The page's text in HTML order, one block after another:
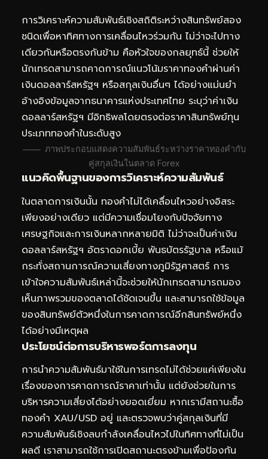
การวิเคราะห์ความสัมพันธ์เชิงสถิติระหว่างสินทรัพย์สอง
ชนิดเพื่อหาทิศทางการเคลื่อนไหวร่วมกัน ไม่ว่าจะไปทาง
เดียวกันหรือตรงกันข้าม คือหัวใจของกลยุทธ์นี้ ช่วยให้
นักเทรดสามารถคาดการณ์แนวโน้มราคาทองคำผ่านค่า
เงินดอลลาร์สหรัฐฯ หรือสกุลเงินอื่นๆ ได้อย่างแม่นยำ
อ้างอิงข้อมูลจากธนาคารแห่งประเทศไทย ระบุว่าค่าเงิน
ดอลลาร์สหรัฐฯ มีอิทธิพลโดยตรงต่อราคาสินทรัพย์ทุน
ประเภททองคำในระดับสูง
ภาพประกอบแสดงความสัมพันธ์ระหว่างราคาทองคำกับ
คู่สกุลเงินในตลาด Forex
แนวคิดพื้นฐานของการวิเคราะห์ความสัมพันธ์
ในตลาดการเงินนั้น ทองคำไม่ได้เคลื่อนไหวอย่างอิสระ
เพียงอย่างเดียว แต่มีความเชื่อมโยงกับปัจจัยทาง
เศรษฐกิจและการเงินหลากหลายมิติ ไม่ว่าจะเป็นค่าเงิน
ดอลลาร์สหรัฐฯ อัตราดอกเบี้ย พันธบัตรรัฐบาล หรือแม้
กระทั่งสถานการณ์ความเสี่ยงทางภูมิรัฐศาสตร์ การ
เข้าใจความสัมพันธ์เหล่านี้จะช่วยให้นักเทรดสามารถมอง
เห็นภาพรวมของตลาดได้ชัดเจนขึ้น และสามารถใช้ข้อมูล
ของสินทรัพย์ตัวหนึ่งในการคาดการณ์อีกสินทรัพย์หนึ่ง
ได้อย่างมีเหตุผล
ประโยชน์ต่อการบริหารพอร์ตการลงทุน
การนำความสัมพันธ์มาใช้ในการเทรดไม่ได้ช่วยแค่เพียงใน
เรื่องของการคาดการณ์ราคาเท่านั้น แต่ยังช่วยในการ
บริหารความเสี่ยงได้อย่างยอดเยี่ยม หากเรามีสถานะซื้อ
ทองคำ XAU/USD อยู่ และตรวจพบว่าคู่สกุลเงินที่มี
ความสัมพันธ์เชิงลบกำลังเคลื่อนไหวไปในทิศทางที่ไม่เป็น
ผลดี เราสามารถใช้การเปิดสถานะตรงข้ามเพื่อป้องกัน